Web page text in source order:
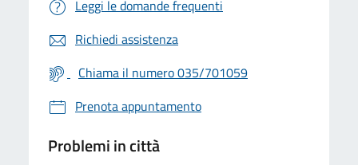
Leggi le domande frequenti
Richiedi assistenza
Chiama il numero 035/701059
Prenota appuntamento
Problemi in città